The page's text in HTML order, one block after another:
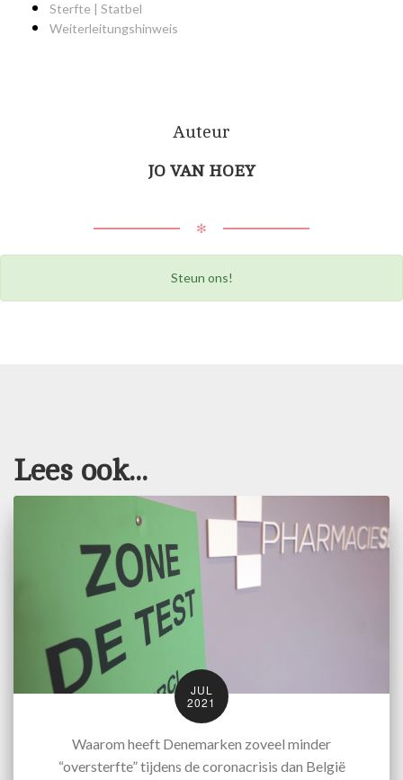
Sterfte | Statbel
Weiterleitungshinweis
Auteur
JO VAN HOEY
✻
Steun ons!
Lees ook...
JUL
2021
Waarom heeft Denemarken zoveel minder
“oversterfte” tijdens de coronacrisis dan België